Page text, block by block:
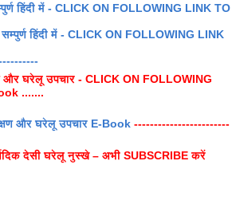
हिंदी में - CLICK ON FOLLOWING LINK TO
और घरेलू उपचार - CLICK ON FOLLOWING
.......
------------------------
देसी घरेलू नुस्खे – अभी SUBSCRIBE करें